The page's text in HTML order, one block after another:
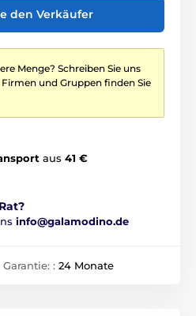
den Verkäufer
Menge? Schreiben Sie uns
und Gruppen finden Sie
aus 41 €
info@galamodino.de
Garantie: : 24 Monate